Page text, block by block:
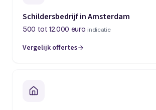
Schildersbedrijf in Amsterdam
500 tot 12.000 euro indicatie
Vergelijk offertes